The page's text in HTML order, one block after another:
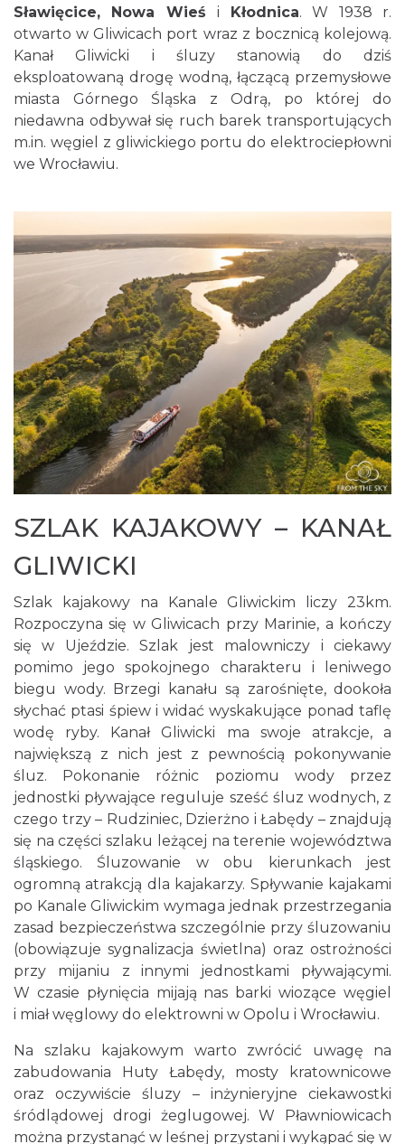
Sławięcice, Nowa Wieśi Kłodnica. W 1938 r.
otwarto w Gliwicach port wraz z bocznicą kolejową.
Kanał Gliwicki i śluzy stanowią do dziś
eksploatowaną drogę wodną, łączącą przemysłowe
miasta Górnego Śląska z Odrą, po której do
niedawna odbywał się ruch barek transportujących
m.in. węgiel z gliwickiego portu do elektrociepłowni
we Wrocławiu.
SZLAK KAJAKOWY – KANAŁ
GLIWICKI
Szlak kajakowy na Kanale Gliwickim liczy 23km.
Rozpoczyna się w Gliwicach przy Marinie, a kończy
się w Ujeździe. Szlak jest malowniczy i ciekawy
pomimo jego spokojnego charakteru i leniwego
biegu wody. Brzegi kanału są zarośnięte, dookoła
słychać ptasi śpiew i widać wyskakujące ponad taflę
wodę ryby. Kanał Gliwicki ma swoje atrakcje, a
największą z nich jest z pewnością pokonywanie
śluz. Pokonanie różnic poziomu wody przez
jednostki pływające reguluje sześć śluz wodnych, z
czego trzy – Rudziniec, Dzierżno i Łabędy – znajdują
się na części szlaku leżącej na terenie województwa
śląskiego. Śluzowanie w obu kierunkach jest
ogromną atrakcją dla kajakarzy. Spływanie kajakami
po Kanale Gliwickim wymaga jednak przestrzegania
zasad bezpieczeństwa szczególnie przy śluzowaniu
(obowiązuje sygnalizacja świetlna) oraz ostrożności
przy mijaniu z innymi jednostkami pływającymi.
W czasie płynięcia mijają nas barki wiozące węgiel
i miał węglowy do elektrowni w Opolu i Wrocławiu.
Na szlaku kajakowym warto zwrócić uwagę na
zabudowania Huty Łabędy, mosty kratownicowe
oraz oczywiście śluzy – inżynieryjne ciekawostki
śródlądowej drogi żeglugowej. W Pławniowicach
można przystanąć w leśnej przystani i wykąpać się w